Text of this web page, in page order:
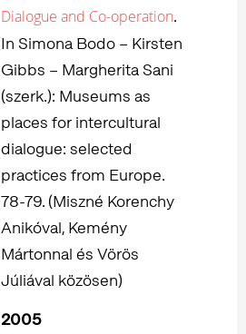
Dialogue and Co-operation.
In Simona Bodo – Kirsten
Gibbs – Margherita Sani
(szerk.): Museums as
places for intercultural
dialogue: selected
practices from Europe.
78-79. (Miszné Korenchy
Anikóval, Kemény
Mártonnal és Vörös
Júliával közösen)
2005